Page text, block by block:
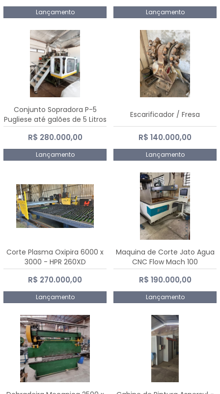
Lançamento Lançamento
Conjunto Sopradora P-5
Pugliese até galões de 5 Litros
R$ 280.000,00
Lançamento
Escarificador / Fresa
R$ 140.000,00
Lançamento
Corte Plasma Oxipira 6000 x
3000 - HPR 260XD
R$ 270.000,00
Lançamento
Maquina de Corte Jato Agua
CNC Flow Mach 100
R$ 190.000,00
Lançamento